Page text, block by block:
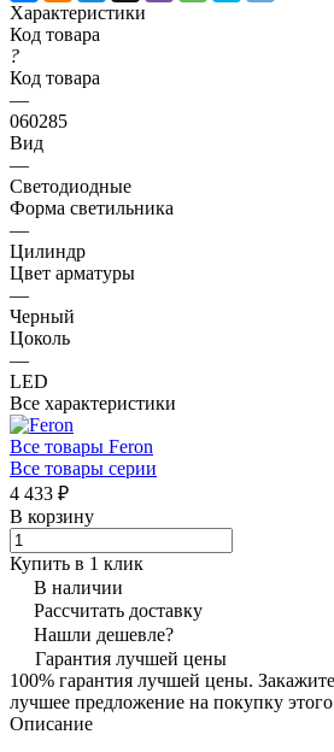
Характеристики
Код товара
?
Код товара
—
060285
Вид
—
Светодиодные
Форма светильника
—
Цилиндр
Цвет арматуры
—
Черный
Цоколь
—
LED
Все характеристики
Все товары Feron
Все товары серии
4 433 ₽
В корзину
Купить в 1 клик
В наличии
Рассчитать доставку
Нашли дешевле?
Гарантия лучшей цены
100% гарантия лучшей цены.
лучшее предложение на покупку этого
Описание